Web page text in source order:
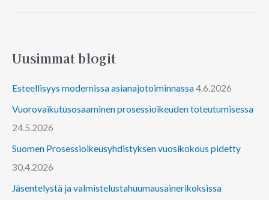
Uusimmat blogit
Esteellisyys modernissa asianajotoiminnassa4.6.2026
Vuorovaikutusosaaminen prosessioikeuden toteutumisessa
24.5.2026
Suomen Prosessioikeusyhdistyksen vuosikokous pidetty
30.4.2026
Jäsentelystä ja valmistelustahuumausainerikoksissa